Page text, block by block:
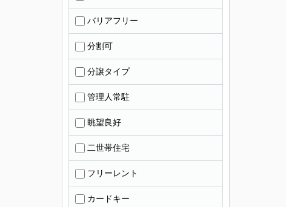
バリアフリー
分割可
分譲タイプ
管理人常駐
眺望良好
二世帯住宅
フリーレント
カードキー